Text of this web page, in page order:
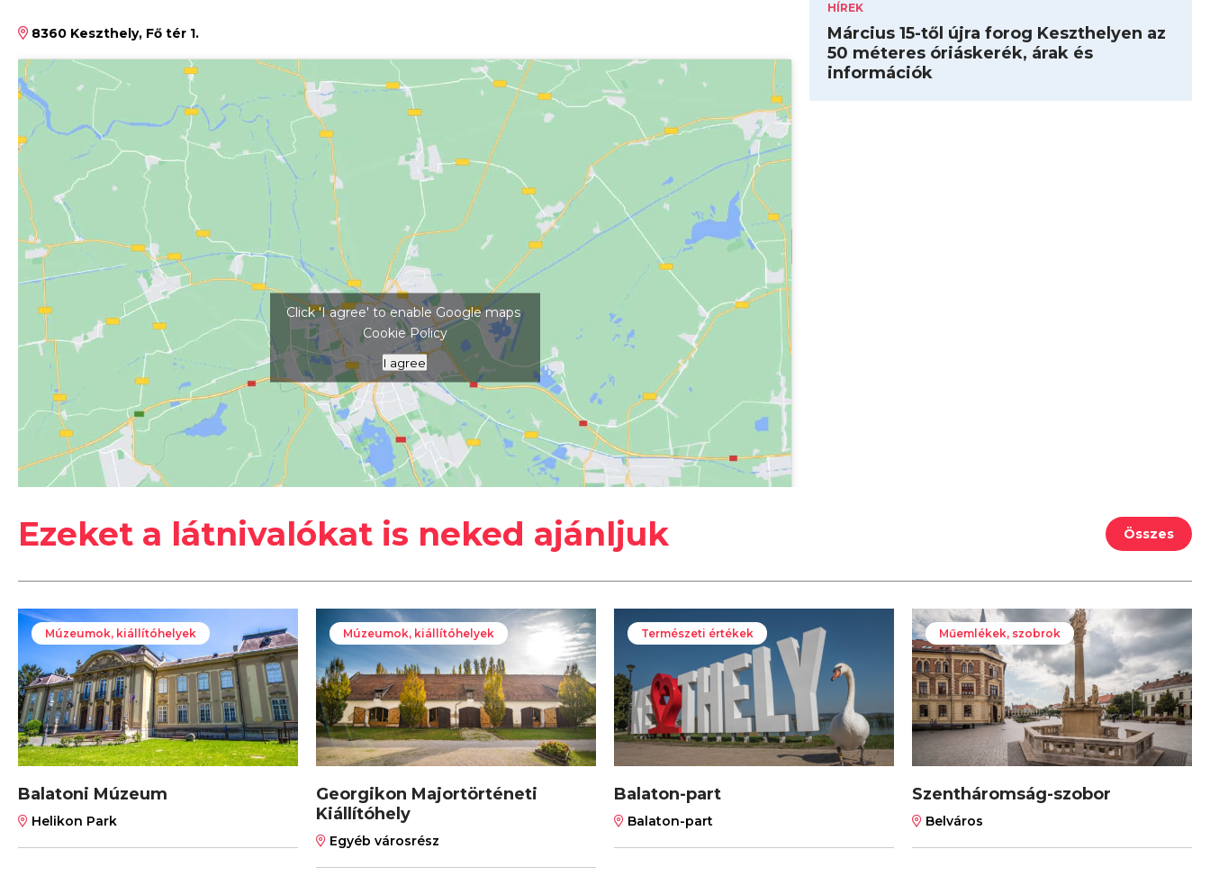
8360 Keszthely, Fő tér 1.
Kattints ide a térkép megjelenítéséhez
Click 'I agree' to enable Google maps
Cookie Policy
I agree
HÍREK
Március 15-től újra forog Keszthelyen az
50 méteres óriáskerék, árak és
információk
Ezeket a látnivalókat is neked ajánljuk Összes
Múzeumok, kiállítóhelyek
Balatoni Múzeum
Helikon Park
Múzeumok, kiállítóhelyek
Georgikon Majortörténeti
Kiállítóhely
Egyéb városrész
Természeti értékek
Balaton-part
Balaton-part
Műemlékek, szobrok
Szentháromság-szobor
Belváros